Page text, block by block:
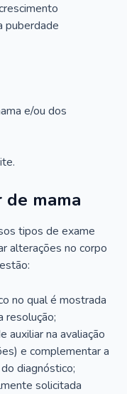
puberdade
e/ou dos
de mama
tipos de exame
alterações no corpo
no qual é mostrada
resolução;
auxiliar na avaliação
e complementar a
diagnóstico;
solicitada